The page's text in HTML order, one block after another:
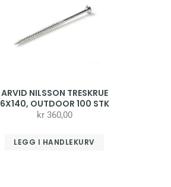
ARVID NILSSON TRESKRUE
6X140, OUTDOOR 100 STK
kr360,00
LEGG I HANDLEKURV